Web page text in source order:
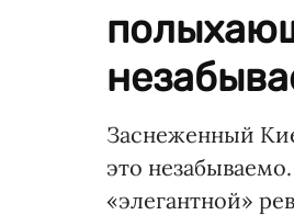
Заснеженный
это
«элегантной»